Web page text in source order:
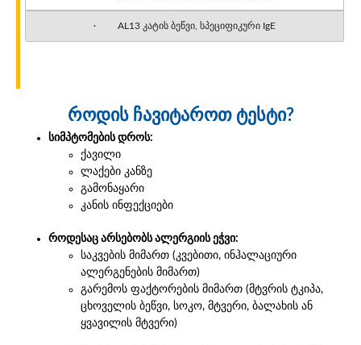
· AL13 კატის ბეწვი, სპეციფიკური IgE
როდის ჩავიტაროთ ტესტი?
სიმპტომების დროს:
ქავილი
ლაქები კანზე
გამონაყარი
კანის ინფექციები
როდესაც არსებობს ალერგიის ეჭვი:
საკვების მიმართ (კვებითი, ინჰალაციური
ალერგენების მიმართ)
გარემოს ფაქტორების მიმართ (მტვრის ტკიპა,
ცხოველის ბეწვი, სოკო, მტვერი, ბალახის ან
ყვავილის მტვერი)